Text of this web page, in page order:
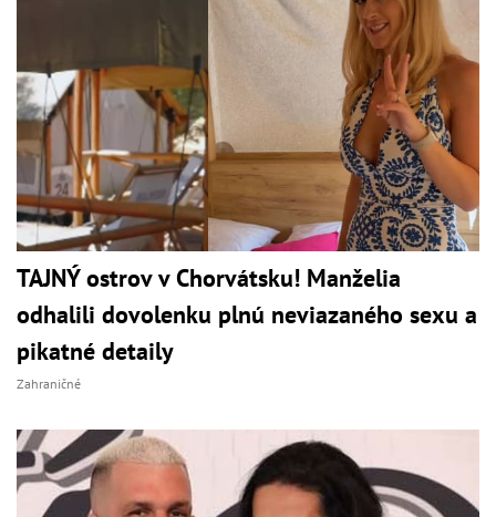
TAJNÝ ostrov v Chorvátsku! Manželia
odhalili dovolenku plnú neviazaného sexu a
pikatné detaily
Zahraničné